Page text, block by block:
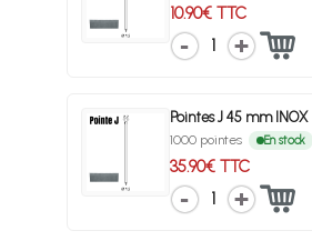
10.90€ TTC
1
Pointes J 45 mm INOX
1000 pointes En stock
35.90€ TTC
1